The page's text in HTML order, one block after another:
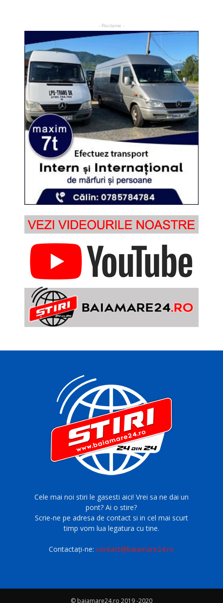
- Reclame -
Cele mai noi stiri le gasesti aici! Vrei sa ne dai un
pont? Ai o stire?
Scrie-ne pe adresa de contact si in cel mai scurt
timp vom lua legatura cu tine.
Contactați-ne:contact@baiamare24.ro
© baiamare24.ro 2019 -2020